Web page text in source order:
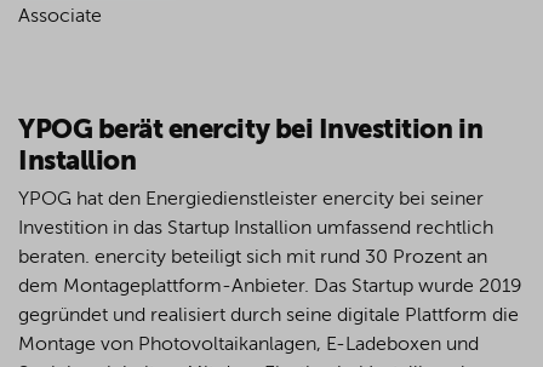
Associate
YPOG berät enercity bei Investition in
Installion
YPOG hat den Energiedienstleister enercity bei seiner
Investition in das Startup Installion umfassend rechtlich
beraten. enercity beteiligt sich mit rund 30 Prozent an
dem Montageplattform-Anbieter. Das Startup wurde 2019
gegründet und realisiert durch seine digitale Plattform die
Montage von Photovoltaikanlagen, E-Ladeboxen und